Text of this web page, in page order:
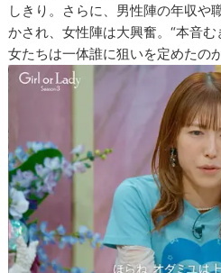
しきり。さらに、男性陣の年収や
かされ、女性陣は大興奮。“本音
女たちは一体誰に狙いを定めたの